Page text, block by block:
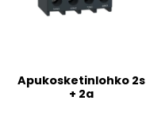
Apukosketinlohko 2s
+ 2a